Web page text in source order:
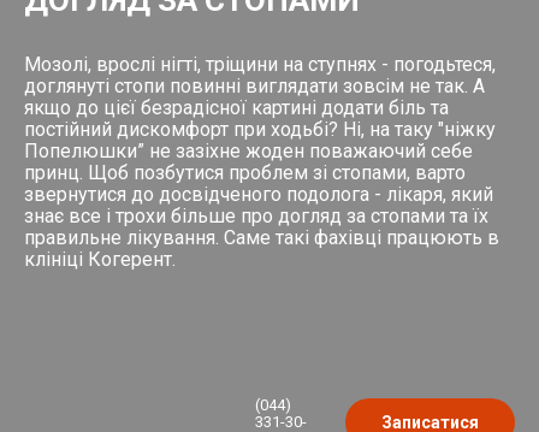
Мозолі, врослі нігті, тріщини на ступнях - погодьтеся,
доглянуті стопи повинні виглядати зовсім не так. А
якщо до цієї безрадісної картині додати біль та
постійний дискомфорт при ходьбі? Ні, на таку "ніжку
Попелюшки” не зазіхне жоден поважаючий себе
принц. Щоб позбутися проблем зі стопами, варто
звернутися до досвідченого подолога - лікаря, який
знає все і трохи більше про догляд за стопами та їх
правильне лікування. Саме такі фахівці працюють в
клініці Когерент.
(044)
331-30-
Записатися